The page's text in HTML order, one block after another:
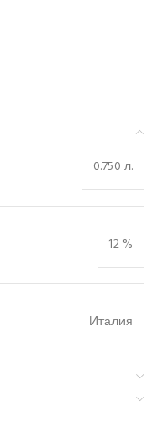
0.750 л.
12 %
Италия